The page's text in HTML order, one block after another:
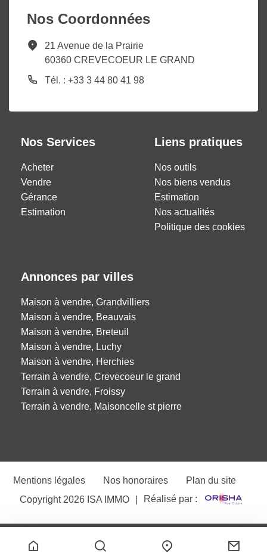
Nos Coordonnées
21 Avenue de la Prairie
60360 CREVECOEUR LE GRAND
Tél. : +33 3 44 80 41 98
Nos Services
Acheter
Vendre
Gérance
Estimation
Liens pratiques
Nos outils
Nos biens vendus
Estimation
Nos actualités
Politique des cookies
Annonces par villes
Maison à vendre, Grandvilliers
Maison à vendre, Beauvais
Maison à vendre, Breteuil
Maison à vendre, Luchy
Maison à vendre, Herchies
Terrain à vendre, Crevecoeur le grand
Terrain à vendre, Froissy
Terrain à vendre, Maisoncelle st pierre
Mentions légales Nos honoraires
Plan du site
Copyright 2026 ISA IMMO
Réalisé par :